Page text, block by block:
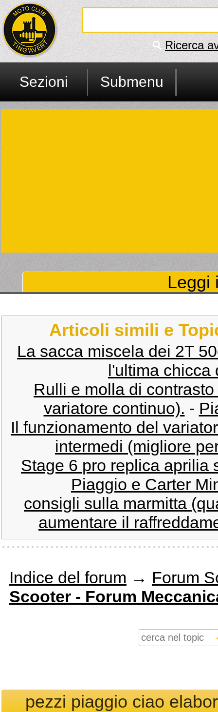
Ricerca
Sezioni Submenu
Leggi
Articoli simili e
La sacca miscela dei 2T
l'ultima chicca
Rulli e molla di
variatore continuo). -
Il funzionamento del
intermedi (migliore
Stage 6 pro replica aprilia
Piaggio e Carter
consigli sulla marmitta
aumentare il
Indice del forum → Forum
Scooter - Forum
pezzi piaggio ciao